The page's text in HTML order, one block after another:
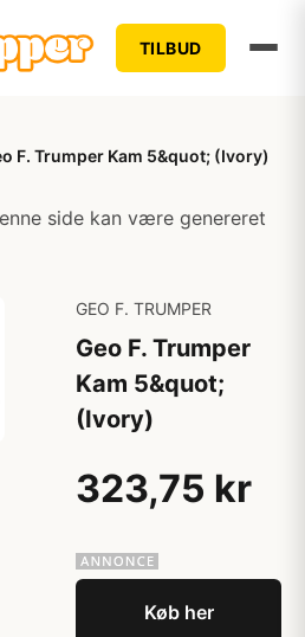
TILBUD
F. Trumper Kam 5&quot; (Ivory)
side kan være genereret
GEO F. TRUMPER
Geo F. Trumper
Kam 5&quot;
(Ivory)
323,75 kr
Køb her